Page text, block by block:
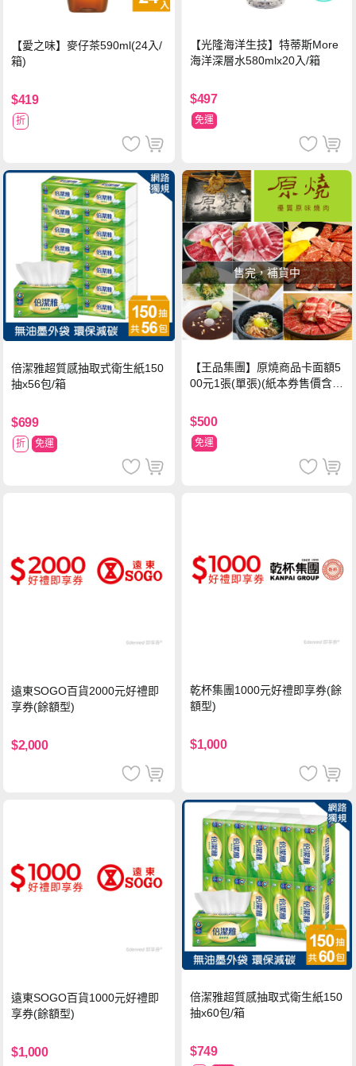
【愛之味】麥仔茶590ml(24入/
箱)
$419
折
【光隆海洋生技】特蒂斯More
海洋深層水580mlx20入/箱
$497
免運
倍潔雅超質感抽取式衛生紙150
抽x56包/箱
$699
折 免運
售完，補貨中
【王品集團】原燒商品卡面額5
00元1張(單張)(紙本券售價含平
$500
免運
遠東SOGO百貨2000元好禮即
享券(餘額型)
$2,000
乾杯集團1000元好禮即享券(餘
額型)
$1,000
遠東SOGO百貨1000元好禮即
享券(餘額型)
$1,000
倍潔雅超質感抽取式衛生紙150
抽x60包/箱
$749